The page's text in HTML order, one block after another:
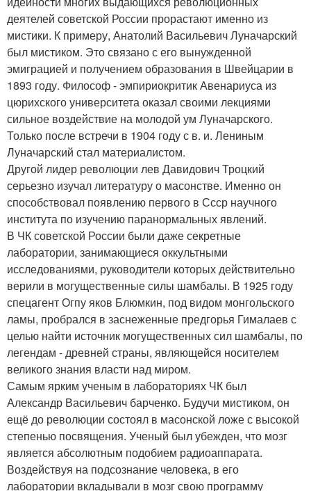
деятелей советской России прорастают именно из
мистики. К примеру, Анатолий Васильевич Луначарский
был мистиком. Это связано с его вынужденной
эмиграцией и получением образования в Швейцарии в
1893 году. Философ - эмпириокритик Авенариуса из
цюрихского университета оказал своими лекциями
сильное воздействие на молодой ум Луначарского.
Только после встречи в 1904 году с в. и. Лениным
Луначарский стал материалистом.
Другой лидер революции лев Давидович Троцкий
серьезно изучал литературу о масонстве. Именно он
способствовал появлению первого в Ссср научного
института по изучению паранормальных явлений.
В ЧК советской России были даже секретные
лаборатории, занимающиеся оккультными
исследованиями, руководители которых действительно
верили в могущественные силы шамбалы. В 1925 году
спецагент Огпу яков Блюмкин, под видом монгольского
ламы, пробрался в заснеженные предгорья Гималаев с
целью найти источник могущественных сил шамбалы, по
легендам - древней страны, являющейся носителем
великого знания власти над миром.
Самым ярким ученым в лабораториях ЧК был
Александр Васильевич барченко. Будучи мистиком, он
ещё до революции состоял в масонской ложе с высокой
степенью посвящения. Ученый был убежден, что мозг
является абсолютным подобием радиоаппарата.
Воздействуя на подсознание человека, в его
лаборатории вкладывали в мозг свою программу